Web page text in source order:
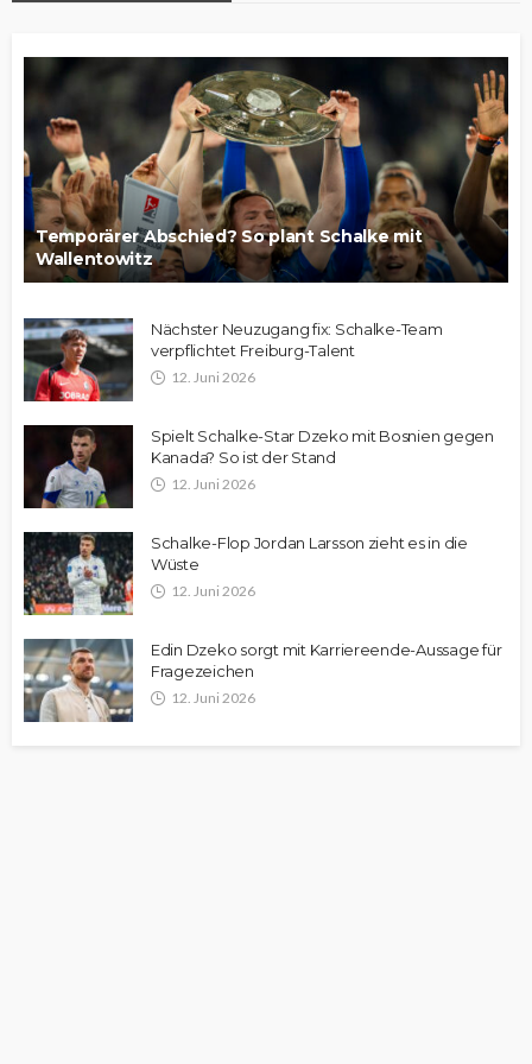
Temporärer Abschied? So plant Schalke mit
Wallentowitz
Nächster Neuzugang fix: Schalke-Team
verpflichtet Freiburg-Talent
12. Juni 2026
Spielt Schalke-Star Dzeko mit Bosnien gegen
Kanada? So ist der Stand
12. Juni 2026
Schalke-Flop Jordan Larsson zieht es in die
Wüste
12. Juni 2026
Edin Dzeko sorgt mit Karriereende-Aussage für
Fragezeichen
12. Juni 2026